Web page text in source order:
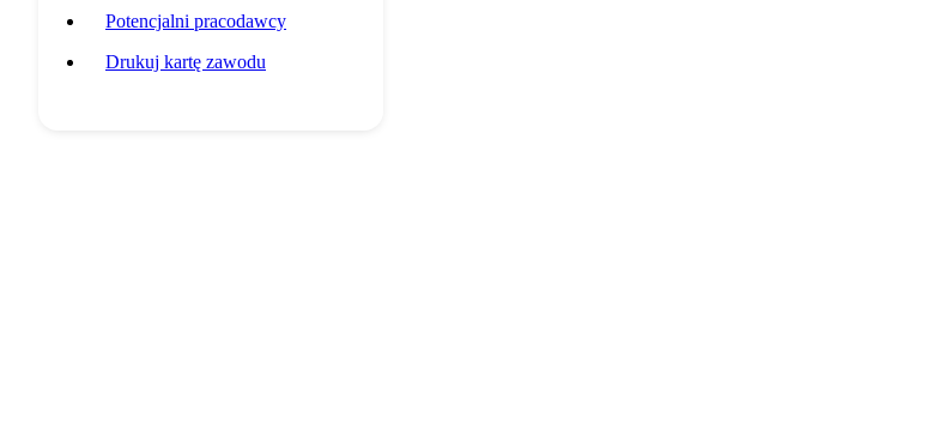
Potencjalni pracodawcy
Drukuj kartę zawodu